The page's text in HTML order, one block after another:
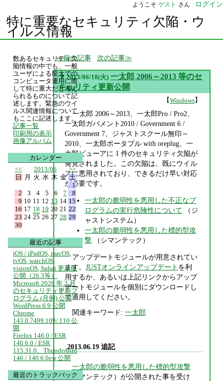
ようこそ ゲスト さん ログイン
特に重要なセキュリティ欠陥・ウ
イルス情報
前の記事 次の記事
▼ 2013/06/18(火) 一太郎 2006～2013 等のセ
キュリティ更新公開
【Windows】
一太郎 2006～2013、一太郎Pro / Pro2、
一太郎ガバメント2010 / Government 6 /
Government 7、ジャストスクール無印～
2010、一太郎ポータブル with oreplug、一
太郎ビューアに 1 件のセキュリティ欠陥が
発見されました。この欠陥は、既にウイル
スに悪用されており、できるだけ早い対応
が必要です。
一太郎の脆弱性を悪用した不正なプ
ログラムの実行危険性について （ジ
ャストシステム）
一太郎の脆弱性を悪用した標的型攻
撃 （シマンテック）
アップデートモジュールが用意されてい
ます。JUSTオンラインアップデート を利
用するか、あるいは上記リンクからアップ
デートモジュールを個別にダウンロードし
て適用してください。
関連キーワード: 一太郎
2013.06.19 追記
一太郎の脆弱性を悪用した標的型攻撃
（シマンテック）が公開された事を受け
数あるセキュリティ欠
陥情報の中でも、一般
ユーザによる龍大での
コンピュータ運用に際
して特に重大だと考え
られるものについて記
述します。緊急のウイ
ルス関連情報について
もここに記述します。
記事一覧
印刷用の表示
画像アルバム
カレンダー
<<
2013/06
>>
日
月 火 水 木 金 土
1
2
3 4 5 6 7
8
9 10 11 12 13 14 15
16 17 18 19 20 21 22
23 24 25 26 27 28 29
30
最近の記事
iOS / iPadOS, macOS,
tvOS, watchOS,
visionOS, Safari 更新版
公開（26.3等）
Microsoft 2026 年 2 月
のセキュリティ更新プ
ログラム (月例) 公開
WordPress 6.9 公開
Chrome
143.0.7499.109/.110 公
開
Firefox 146.0 / ESR
140.6.0 / ESR
115.31.0、Thunderbird
146 / 140.6.0esr 公開
最近のトラックバック